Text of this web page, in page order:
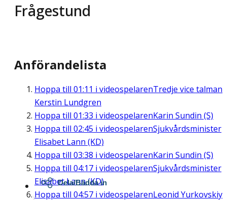
Frågestund
Anförandelista
Hoppa till 01:11 i videospelarenTredje vice talman
Kerstin Lundgren
Hoppa till 01:33 i videospelarenKarin Sundin (S)
Hoppa till 02:45 i videospelarenSjukvårdsminister
Elisabet Lann (KD)
Hoppa till 03:38 i videospelarenKarin Sundin (S)
Hoppa till 04:17 i videospelarenSjukvårdsminister
Elisabet Lann (KD)
Hoppa till 04:57 i videospelarenLeonid Yurkovskiy
Dela/Bädda in